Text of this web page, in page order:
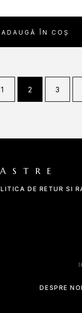
ADAUGĂ ÎN COȘ
1 2 3
DE RETUR SI
DESPRE NOI